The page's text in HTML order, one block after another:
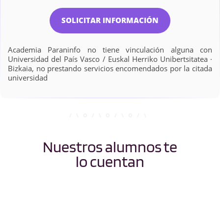
SOLICITAR INFORMACIÓN
Academia Paraninfo no tiene vinculación alguna con
Universidad del País Vasco / Euskal Herriko Unibertsitatea ·
Bizkaia, no prestando servicios encomendados por la citada
universidad
Nuestros alumnos te
lo cuentan